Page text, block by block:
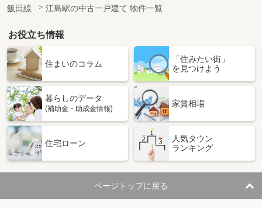
飯田線
江島駅の中古一戸建て 物件一覧
お役立ち情報
住まいのコラム
「住みたい街」
を見つけよう
暮らしのデータ
(補助金・助成金情報)
家賃相場
住宅ローン
人気タウン
ランキング
ページトップに戻る